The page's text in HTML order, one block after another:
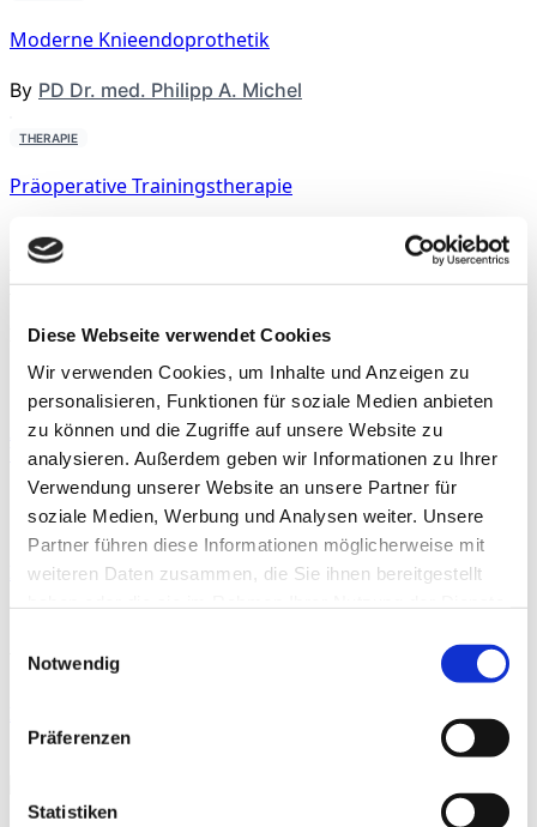
Diese Webseite verwendet Cookies
Wir verwenden Cookies, um Inhalte und Anzeigen zu
personalisieren, Funktionen für soziale Medien anbieten
zu können und die Zugriffe auf unsere Website zu
analysieren. Außerdem geben wir Informationen zu Ihrer
Verwendung unserer Website an unsere Partner für
soziale Medien, Werbung und Analysen weiter. Unsere
Partner führen diese Informationen möglicherweise mit
weiteren Daten zusammen, die Sie ihnen bereitgestellt
Notwendig
Präferenzen
Statistiken
Moderne Knieendoprothetik
By PD Dr. med. Philipp A. Michel
THERAPIE
Präoperative Trainingstherapie
By Rebecca Abel Prof. Dr. phil. Daniel Niederer,PD Dr.
med. Christoph Offerhaus
Alexander Glowa, Dr.
Sportwiss. Christiane Wilke
Neueste Beiträge
Aspen Medical Products und INSUMED / BIA Systems
besiegeln Vertriebspartnerschaft
Moderne Knieendoprothetik